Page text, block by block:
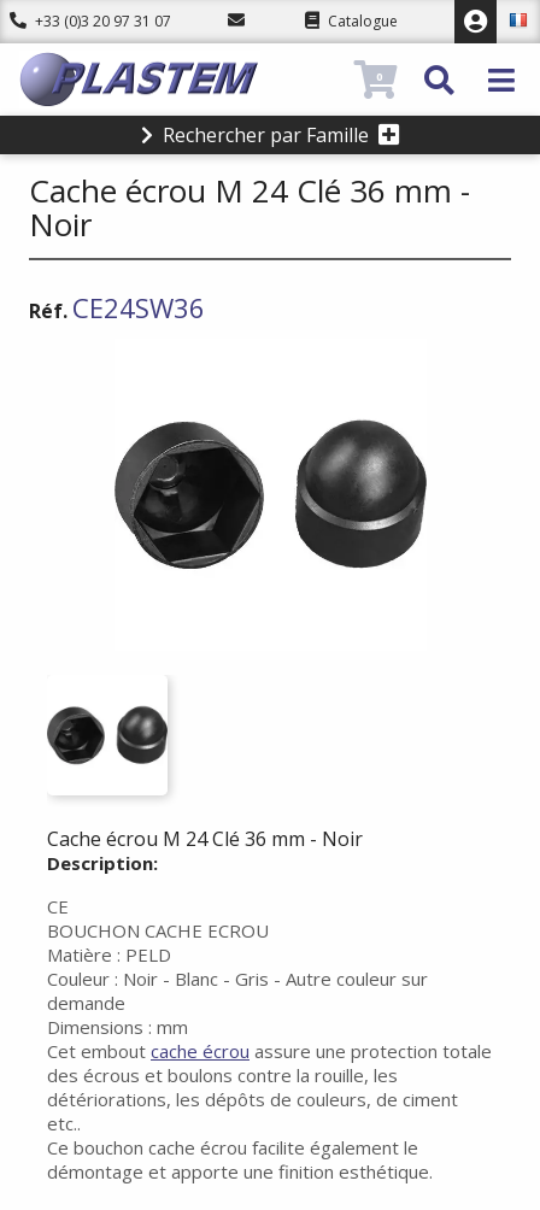
+33 (0)3 20 97 31 07 Catalogue
Rechercher par Famille
0
Cache écrou M 24 Clé 36 mm -
Noir
Réf. CE24SW36
Cache écrou M 24 Clé 36 mm - Noir
Description:
CE
BOUCHON CACHE ECROU
Matière : PELD
Couleur : Noir - Blanc - Gris - Autre couleur sur
demande
Dimensions : mm
Cet embout cache écrou assure une protection totale
des écrous et boulons contre la rouille, les
détériorations, les dépôts de couleurs, de ciment
etc..
Ce bouchon cache écrou facilite également le
démontage et apporte une finition esthétique.